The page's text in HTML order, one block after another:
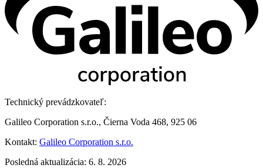
Technický prevádzkovateľ:
Galileo Corporation s.r.o., Čierna Voda 468, 925 06
Kontakt: Galileo Corporation s.r.o.
Posledná aktualizácia: 6. 8. 2026